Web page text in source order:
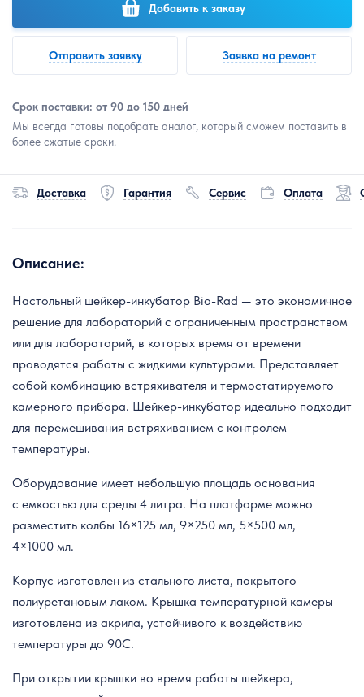
Добавить к заказу
Отправить заявку Заявка на ремонт
Срок поставки: от 90 до 150 дней
Мы всегда готовы подобрать аналог, который сможем поставить в
более сжатые сроки.
Доставка Гарантия Сервис Оплата
Описание:
Настольный шейкер-инкубатор Bio-Rad — это экономичное
решение для лабораторий с ограниченным пространством
или для лабораторий, в которых время от времени
проводятся работы с жидкими культурами. Представляет
собой комбинацию встряхивателя и термостатируемого
камерного прибора. Шейкер-инкубатор идеально подходит
для перемешивания встряхиванием с контролем
температуры.
Оборудование имеет небольшую площадь основания
с емкостью для среды 4 литра. На платформе можно
разместить колбы 16×125 мл, 9×250 мл, 5×500 мл,
4×1000 мл.
Корпус изготовлен из стального листа, покрытого
полиуретановым лаком. Крышка температурной камеры
изготовлена из акрила, устойчивого к воздействию
температуры до 90C.
При открытии крышки во время работы шейкера,